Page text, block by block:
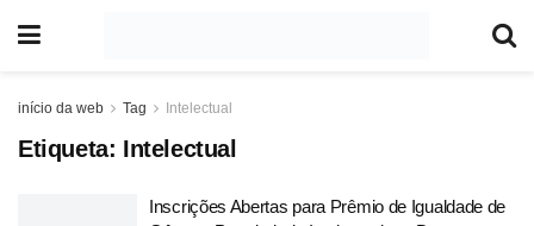
início da web Tag Intelectual
Etiqueta: Intelectual
Inscrições Abertas para Prêmio de Igualdade de